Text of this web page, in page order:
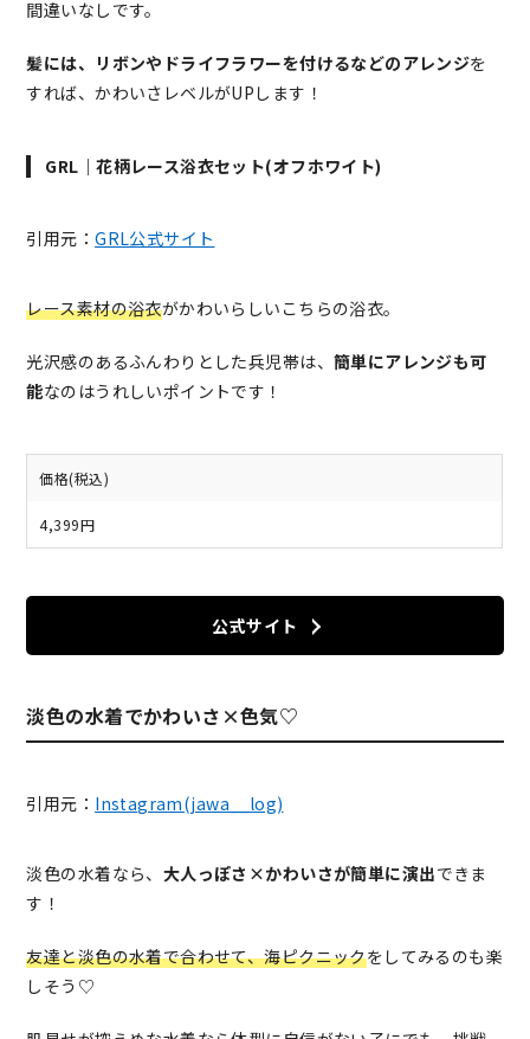
間違いなしです。
髪には、リボンやドライフラワーを付けるなどのアレンジを
すれば、かわいさレベルがUPします！
GRL｜花柄レース浴衣セット(オフホワイト)
引用元：GRL公式サイト
レース素材の浴衣がかわいらしいこちらの浴衣。
光沢感のあるふんわりとした兵児帯は、 簡単にアレンジも可
能なのはうれしいポイントです！
価格(税込)
4,399円
公式サイト
淡色の水着でかわいさ×色気♡
引用元： Instagram(jawa__log)
淡色の水着なら、 大人っぽさ×かわいさが簡単に演出できま
す！
友達と淡色の水着で合わせて、海ピクニックをしてみるのも楽
しそう♡